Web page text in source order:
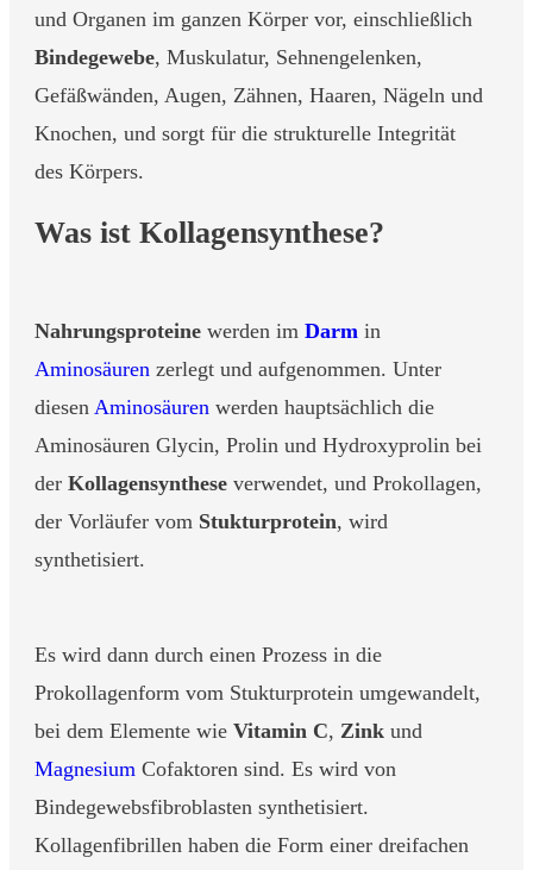
und Organen im ganzen Körper vor, einschließlich
Bindegewebe, Muskulatur, Sehnengelenken,
Gefäßwänden, Augen, Zähnen, Haaren, Nägeln und
Knochen, und sorgt für die strukturelle Integrität
des Körpers.
Was ist Kollagensynthese?
Nahrungsproteine werden im Darm in
Aminosäuren zerlegt und aufgenommen. Unter
diesen Aminosäuren werden hauptsächlich die
Aminosäuren Glycin, Prolin und Hydroxyprolin bei
der Kollagensynthese verwendet, und Prokollagen,
der Vorläufer vom Stukturprotein, wird
synthetisiert.
Es wird dann durch einen Prozess in die
Prokollagenform vom Stukturprotein umgewandelt,
bei dem Elemente wie Vitamin C, Zink und
Magnesium Cofaktoren sind. Es wird von
Bindegewebsfibroblasten synthetisiert.
Kollagenfibrillen haben die Form einer dreifachen